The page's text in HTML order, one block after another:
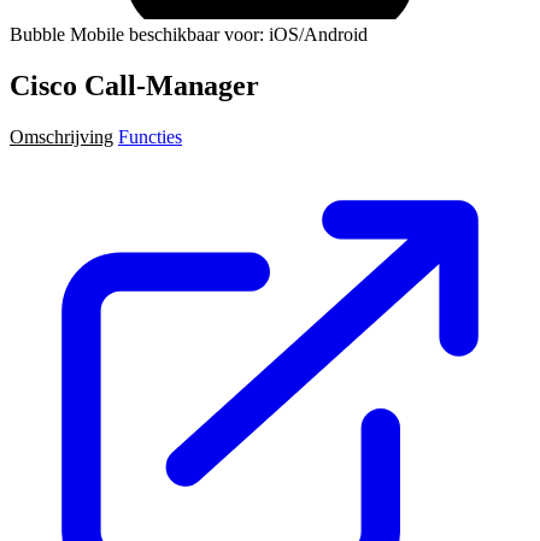
Bubble Mobile beschikbaar voor: iOS/Android
Cisco Call-Manager
Omschrijving Functies